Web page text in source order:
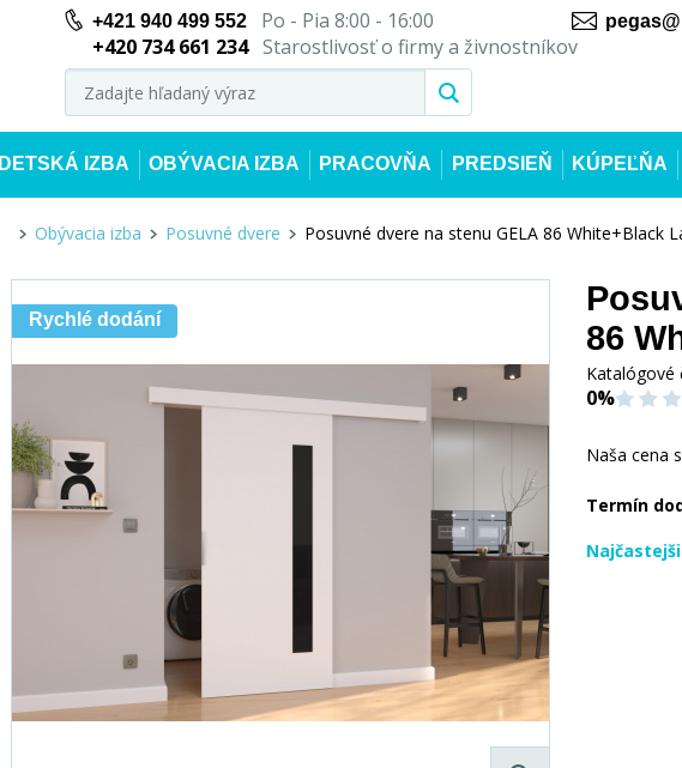
+421 940 499 552
Po - Pia 8:00 - 16:00
+420 734 661 234 Starostlivosť o firmy a živnostníkov
DETSKÁ IZBA OBÝVACIA IZBA PRACOVŇA PREDSIEŇ KÚPEĽŇA
Obývacia izba Posuvné dvere Posuvné dvere na stenu GELA 86 White+Black
Rychlé dodání
86
Katalógové
0%
Naša cena
Termín